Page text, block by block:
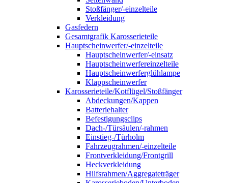
Stoßfänger/-einzelteile
Verkleidung
Gasfedern
Gesamtgrafik Karosserieteile
Hauptscheinwerfer/-einzelteile
Hauptscheinwerfer/-einsatz
Hauptscheinwerfereinzelteile
Hauptscheinwerferglühlampe
Klappscheinwerfer
Karosserieteile/Kotflügel/Stoßfänger
Abdeckungen/Kappen
Batteriehalter
Befestigungsclips
Dach-/Türsäulen/-rahmen
Einstieg-/Türholm
Fahrzeugrahmen/-einzelteile
Frontverkleidung/Frontgrill
Heckverkleidung
Hilfsrahmen/Aggregateträger